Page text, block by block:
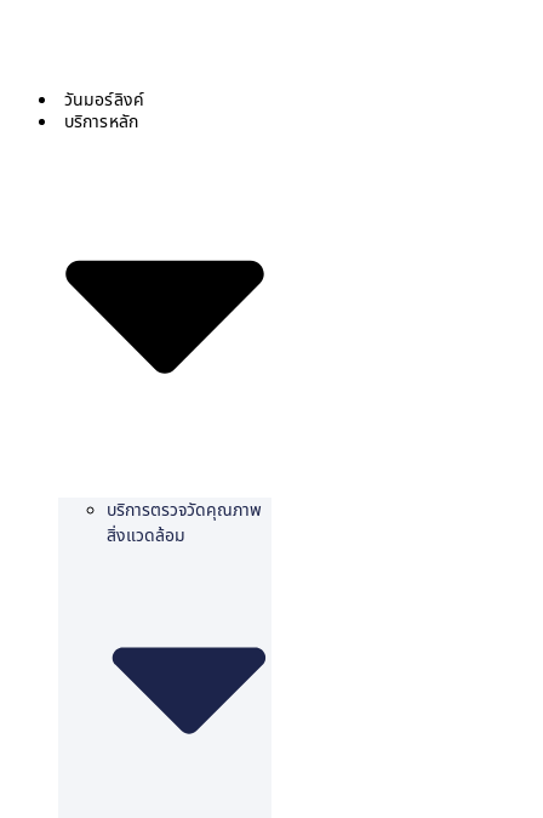
วันมอร์ลิงค์
บริการหลัก
บริการตรวจวัดคุณภาพ
สิ่งแวดล้อม